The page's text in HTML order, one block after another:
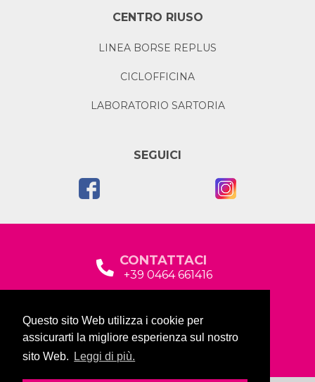
Questo sito Web utilizza i cookie per
assicurarti la migliore esperienza sul nostro
sito Web.
Leggi di più.
CENTRO RIUSO
LINEA BORSE REPLUS
CICLOFFICINA
LABORATORIO SARTORIA
SEGUICI
CONTATTACI
+39 0464 661416
Via Baltera, 19
38066 Riva del Garda (TN)